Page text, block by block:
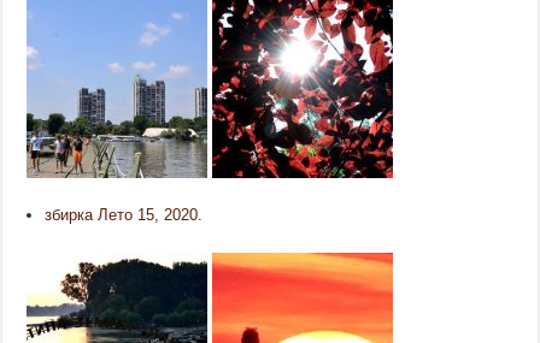
збирка Лето 15, 2020.